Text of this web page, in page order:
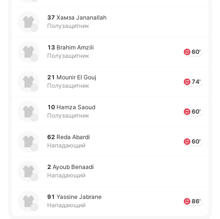
37 Хамза Jananallah
Полузащитник
13 Brahim Amzili
Полузащитник
60'
21 Mounir El Gouj
Полузащитник
74'
10 Hamza Saoud
Полузащитник
60'
62 Reda Abardi
Нападающий
60'
2 Ayoub Benaadi
Нападающий
91 Yassine Jabrane
Нападающий
86'